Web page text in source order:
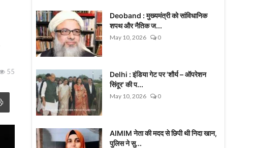
55
Deoband : मुख्यमंत्री को सांविधानिक
शपथ और नैतिक ज...
May 10, 2026 0
Delhi : इंडिया गेट पर 'शौर्य – ऑपरेशन
सिंदूर' की प...
May 10, 2026 0
AIMIM नेता की मदद से छिपी थी निदा खान,
पुलिस ने सु...